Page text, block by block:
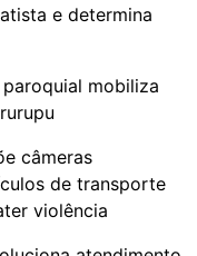
e determina
mobiliza
câmeras
de transporte
violência